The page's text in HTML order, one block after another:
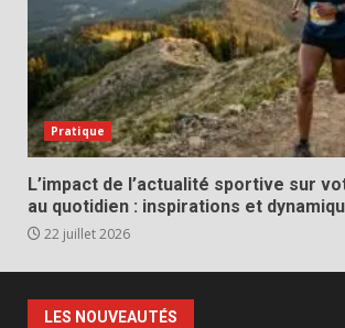
Pratique
L’impact de l’actualité sportive sur
au quotidien : inspirations et
22 juillet 2026
LES NOUVEAUTÉS